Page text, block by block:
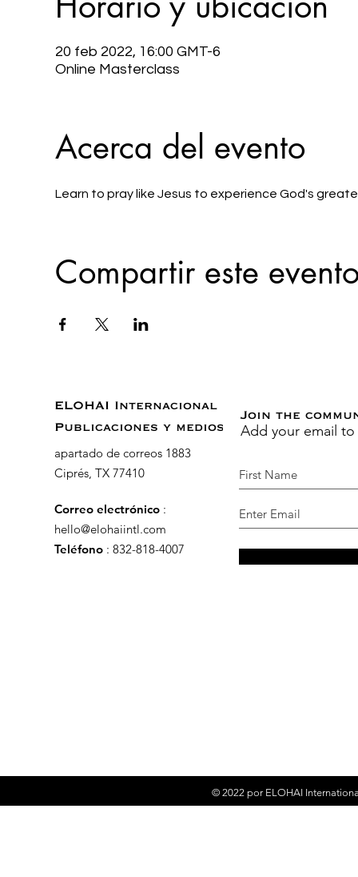
20 feb 2022, 16:00 GMT-6
Online Masterclass
Acerca del evento
Learn to pray like Jesus to experience God's
Compartir este
ELOHAI Internacional
Publicaciones y medios
apartado de correos 1883
Ciprés, TX 77410
Correo electrónico :
hello@elohaiintl.com
Teléfono : 832-818-4007
Join the
Add your email
© 2022 por ELOHAI